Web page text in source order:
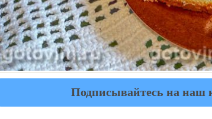
Подписывайтесь на наш